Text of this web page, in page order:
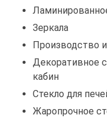
Зеркала
Производство
Декоративное
кабин
Стекло для
Жаропрочное